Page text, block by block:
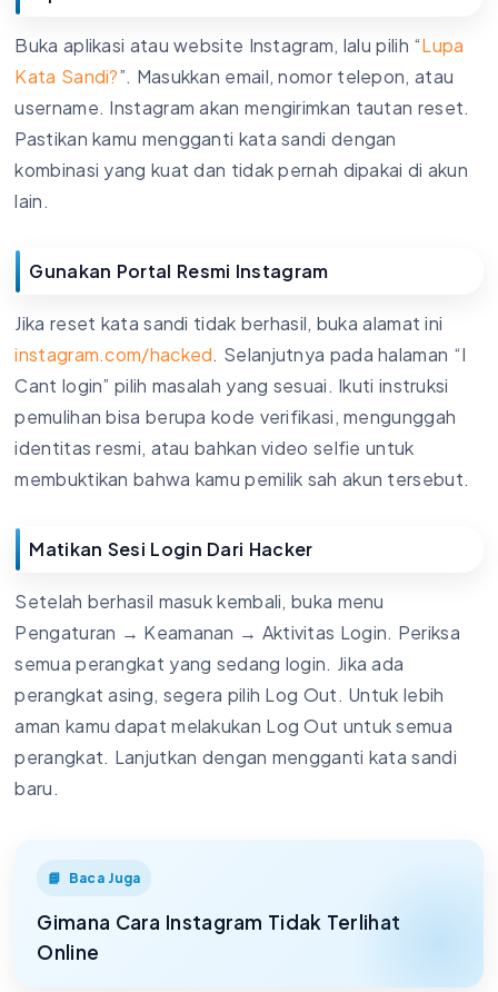
Buka aplikasi atau website Instagram, lalu pilih “Lupa
Kata Sandi?”. Masukkan email, nomor telepon, atau
username. Instagram akan mengirimkan tautan reset.
Pastikan kamu mengganti kata sandi dengan
kombinasi yang kuat dan tidak pernah dipakai di akun
lain.
Gunakan Portal Resmi Instagram
Jika reset kata sandi tidak berhasil, buka alamat ini
instagram.com/hacked. Selanjutnya pada halaman “I
Cant login” pilih masalah yang sesuai. Ikuti instruksi
pemulihan bisa berupa kode verifikasi, mengunggah
identitas resmi, atau bahkan video selfie untuk
membuktikan bahwa kamu pemilik sah akun tersebut.
Matikan Sesi Login Dari Hacker
Setelah berhasil masuk kembali, buka menu
Pengaturan → Keamanan → Aktivitas Login. Periksa
semua perangkat yang sedang login. Jika ada
perangkat asing, segera pilih Log Out. Untuk lebih
aman kamu dapat melakukan Log Out untuk semua
perangkat. Lanjutkan dengan mengganti kata sandi
baru.
Baca Juga
Gimana Cara Instagram Tidak Terlihat
Online